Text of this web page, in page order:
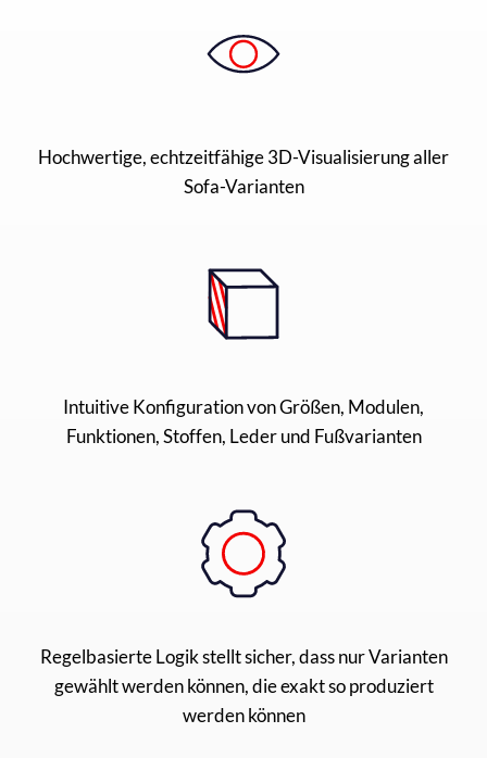
Hochwertige, echtzeitfähige 3D-Visualisierung aller
Sofa-Varianten
Intuitive Konfiguration von Größen, Modulen,
Funktionen, Stoffen, Leder und Fußvarianten
Regelbasierte Logik stellt sicher, dass nur Varianten
gewählt werden können, die exakt so produziert
werden können